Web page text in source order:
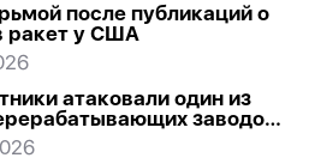
после публикаций о
ракет у США
атаковали один из
заводов
области